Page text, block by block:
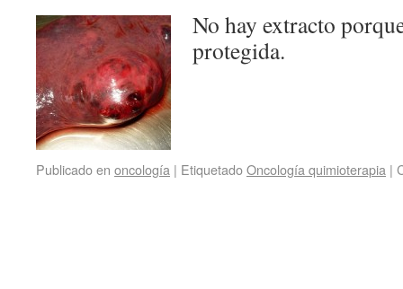
No hay extracto
protegida.
Publicado en oncología | EtiquetadoOncología quimioterapia |